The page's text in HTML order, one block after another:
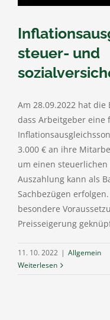
steuer- und
Am 28.09.2022 hat
dass Arbeitgeber eine
3.000 € an ihre
um einen
Auszahlung kann als
Sachbezügen
besondere
Preisseigerung
11. 10. 2022 | Allgemein
Weiterlesen